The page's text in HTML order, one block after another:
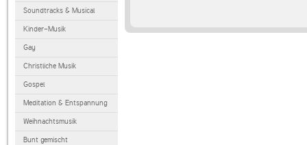
Soundtracks & Musical
Kinder-Musik
Gay
Christliche Musik
Gospel
Meditation & Entspannung
Weihnachtsmusik
Bunt gemischt